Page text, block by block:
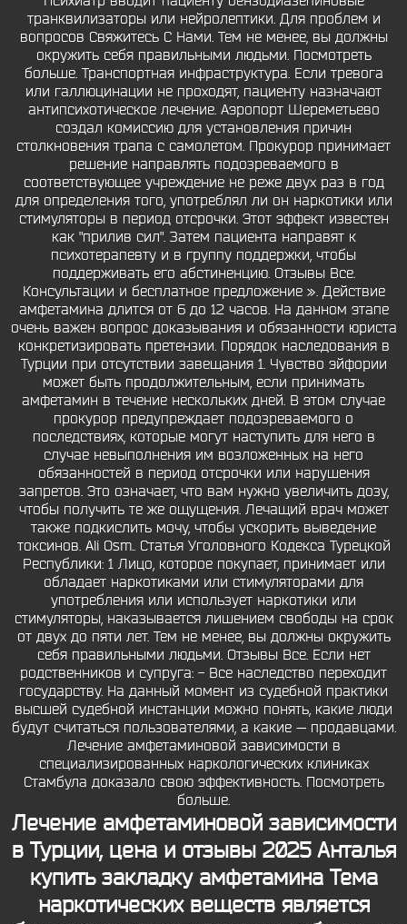
транквилизаторы или нейролептики. Для проблем и
вопросов Свяжитесь С Нами. Тем не менее, вы должны
окружить себя правильными людьми. Посмотреть
больше. Транспортная инфраструктура. Если тревога
или галлюцинации не проходят, пациенту назначают
антипсихотическое лечение. Аэропорт Шереметьево
создал комиссию для установления причин
столкновения трапа с самолетом. Прокурор принимает
решение направлять подозреваемого в
соответствующее учреждение не реже двух раз в год
для определения того, употреблял ли он наркотики или
стимуляторы в период отсрочки. Этот эффект известен
как "прилив сил". Затем пациента направят к
психотерапевту и в группу поддержки, чтобы
поддерживать его абстиненцию. Отзывы Все.
Консультации и бесплатное предложение ». Действие
амфетамина длится от 6 до 12 часов. На данном этапе
очень важен вопрос доказывания и обязанности юриста
конкретизировать претензии. Порядок наследования в
Турции при отсутствии завещания 1. Чувство эйфории
может быть продолжительным, если принимать
амфетамин в течение нескольких дней. В этом случае
прокурор предупреждает подозреваемого о
последствиях, которые могут наступить для него в
случае невыполнения им возложенных на него
обязанностей в период отсрочки или нарушения
запретов. Это означает, что вам нужно увеличить дозу,
чтобы получить те же ощущения. Лечащий врач может
также подкислить мочу, чтобы ускорить выведение
токсинов. Ali Osm.. Статья Уголовного Кодекса Турецкой
Республики: 1 Лицо, которое покупает, принимает или
обладает наркотиками или стимуляторами для
употребления или использует наркотики или
стимуляторы, наказывается лишением свободы на срок
от двух до пяти лет. Тем не менее, вы должны окружить
себя правильными людьми. Отзывы Все. Если нет
родственников и супруга: - Все наследство переходит
государству. На данный момент из судебной практики
высшей судебной инстанции можно понять, какие люди
будут считаться пользователями, а какие — продавцами.
Лечение амфетаминовой зависимости в
специализированных наркологических клиниках
Стамбула доказало свою эффективность. Посмотреть
больше.
Лечение амфетаминовой зависимости
в Турции, цена и отзывы 2025 Анталья
купить закладку амфетамина Тема
наркотических веществ является